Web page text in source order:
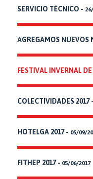
SERVICIO TÉCNICO -
AGREGAMOS NUEVOS
FESTIVAL INVERNAL
COLECTIVIDADES 2017 -
HOTELGA 2017 - 05/09/
FITHEP 2017 - 05/06/2017